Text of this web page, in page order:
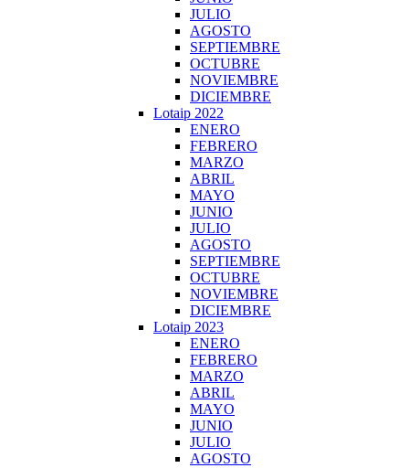
JULIO
AGOSTO
SEPTIEMBRE
OCTUBRE
NOVIEMBRE
DICIEMBRE
Lotaip 2022
ENERO
FEBRERO
MARZO
ABRIL
MAYO
JUNIO
JULIO
AGOSTO
SEPTIEMBRE
OCTUBRE
NOVIEMBRE
DICIEMBRE
Lotaip 2023
ENERO
FEBRERO
MARZO
ABRIL
MAYO
JUNIO
JULIO
AGOSTO